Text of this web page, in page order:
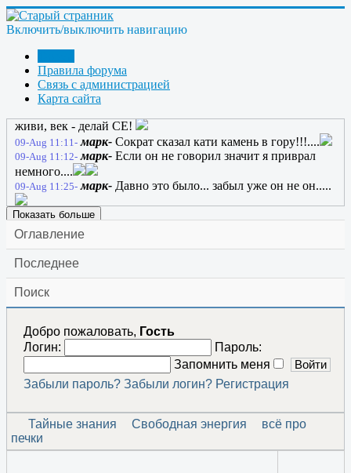
Включить/выключить навигацию
Правила форума
Связь с администрацией
Карта сайта
создадим!!!.....
08-Aug 21:42- anatol130164-
нужно, как и нахой футбол
08-Aug 21:55-
Пускай оно не может быть, Пускай оно печалью станет, Но
как на свете без CЕ прожить?
09-Aug 09:12- марк-
живи, век - делай СЕ!
09-Aug 11:11- марк- Сократ сказал кати камень в гору!!!....
09-Aug 11:12- марк- Если он не говорил значит я приврал
немного....
09-Aug 11:25- марк- Давно это было... забыл уже он не он.....
Показать больше
Оглавление
Последнее
Поиск
Добро пожаловать, Гость
Логин:
Пароль:
Запомнить меня
Забыли пароль? Забыли логин? Регистрация
Тайные знания Свободная энергия
всё про
печки